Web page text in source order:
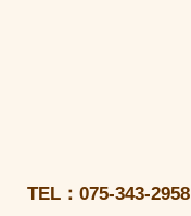
TEL：075-343-2958